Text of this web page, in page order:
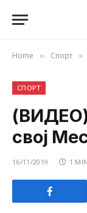
Home » Спорт »
СПОРТ
свој
16/11/2019 1